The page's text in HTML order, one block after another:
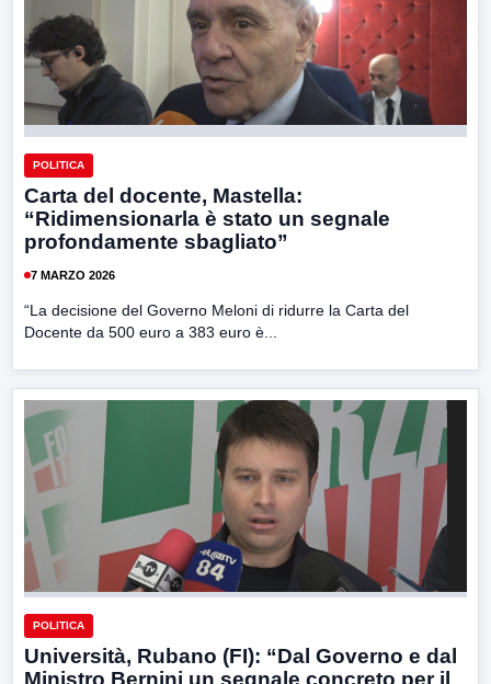
POLITICA
Carta del docente, Mastella:
“Ridimensionarla è stato un segnale
profondamente sbagliato”
7 MARZO 2026
“La decisione del Governo Meloni di ridurre la Carta del
Docente da 500 euro a 383 euro è...
POLITICA
Università, Rubano (FI): “Dal Governo e dal